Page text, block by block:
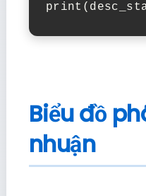
Biểu đồ
nhuận